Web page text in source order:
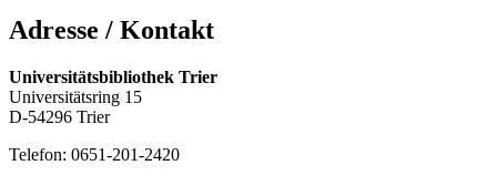
Adresse / Kontakt
Universitätsbibliothek Trier
Universitätsring 15
D-54296 Trier
Telefon: 0651-201-2420